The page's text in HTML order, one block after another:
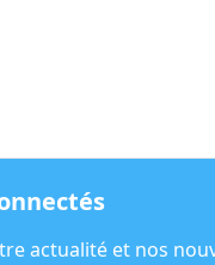
actualité et nos